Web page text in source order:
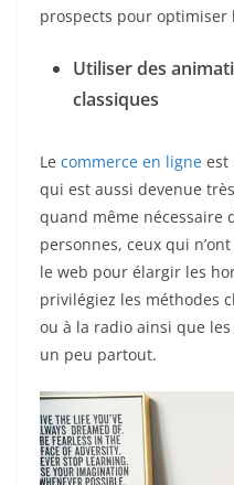
prospects pour optimiser
Utiliser des
classiques
Le commerce en ligne est
qui est aussi devenue
quand même nécessaire
personnes, ceux qui
le web pour élargir les
privilégiez les méthodes
ou à la radio ainsi que
un peu partout.